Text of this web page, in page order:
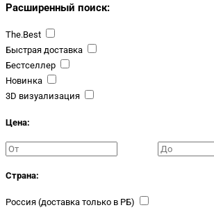
Расширенный поиск:
The.Best
Быстрая доставка
Бестселлер
Новинка
3D визуализация
Цена:
Страна:
Россия (доставка только в РБ)